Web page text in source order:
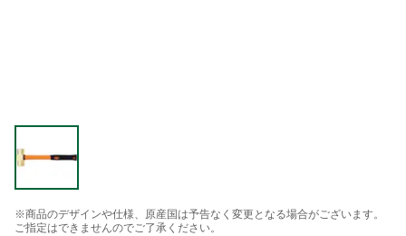
※商品のデザインや仕様、原産国は予告なく変更となる場合がございます。
ご指定はできませんのでご了承ください。